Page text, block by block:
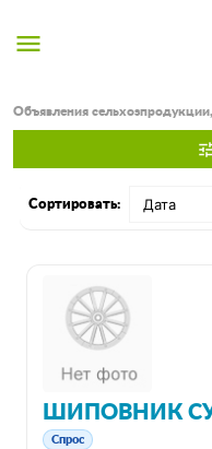
menu
Объявления
Сортировать:
ШИПОВНИК
Спрос